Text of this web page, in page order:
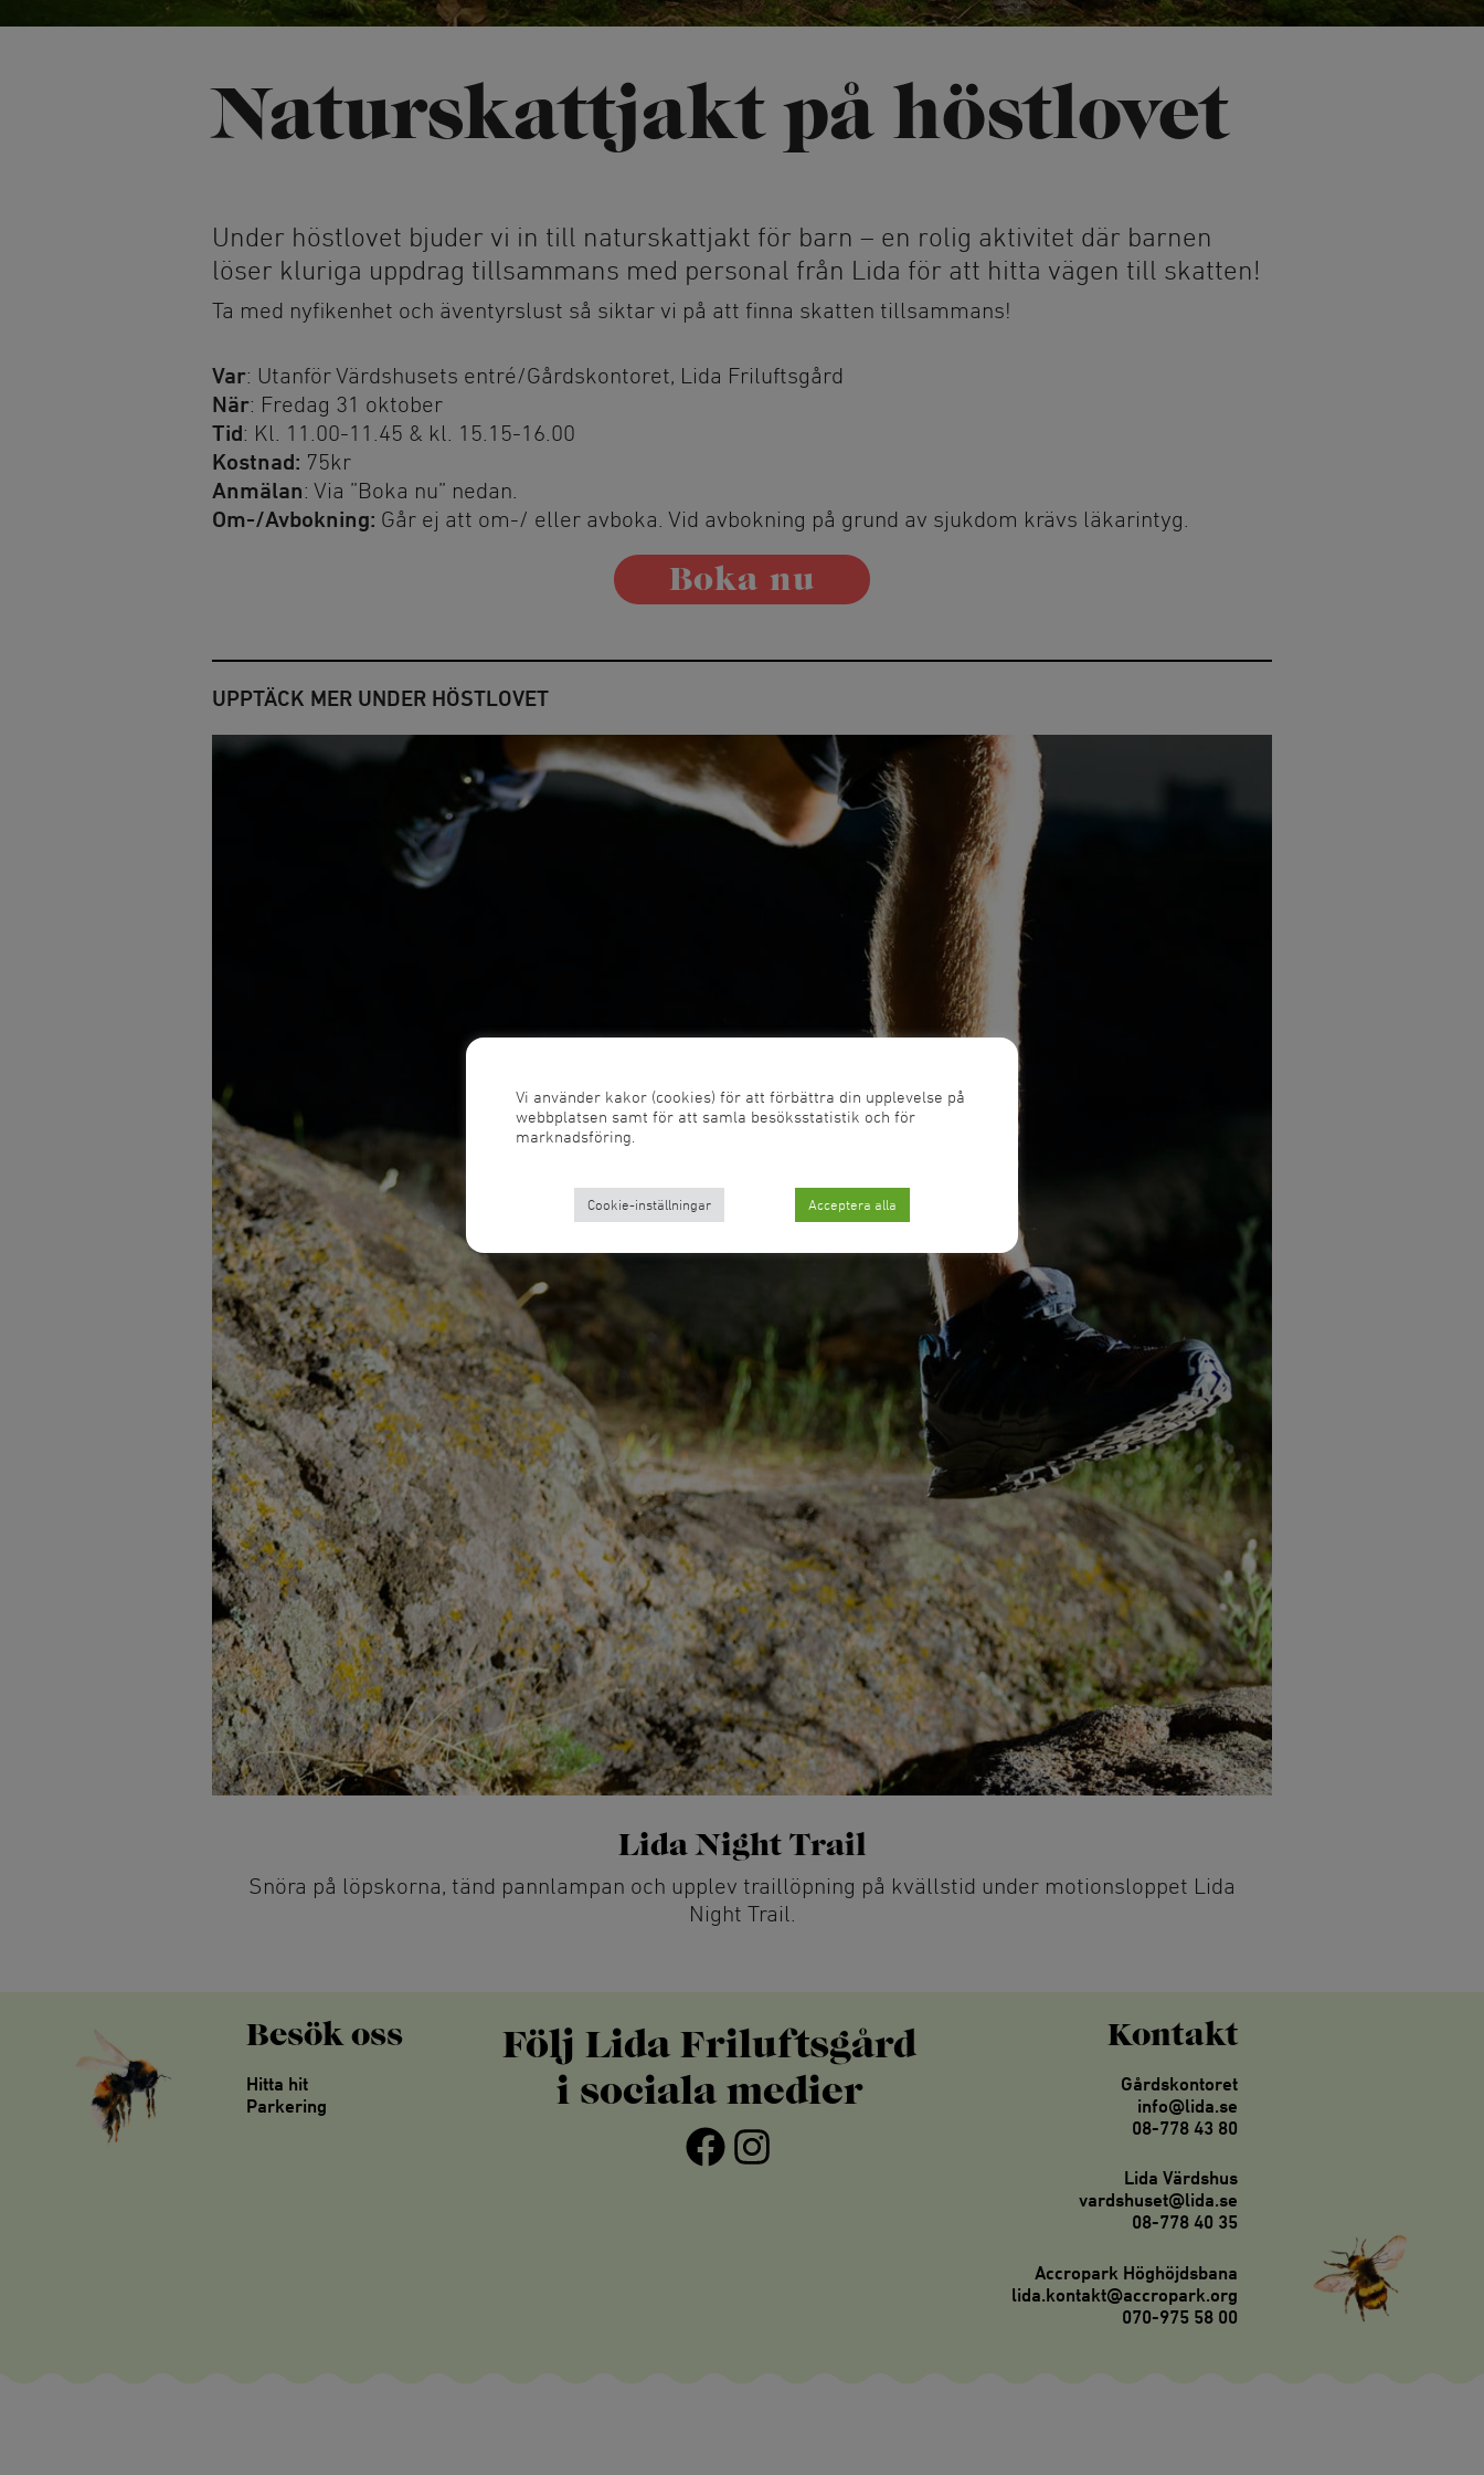
Skridsko på naturis
Vintervandring
Lida Idrottskyrka
Bröllop och dop
Hundbad
Simbanor
Hyr mountainbike
Stigcykling
Privata fester
Paddling
Träning & motion
Motionsspår
Lida Gym
Multibanan
Tältning och vindskydd
Parkering
Omklädningsrum och
Naturskattjakt på höstlovet
Under höstlovet bjuder vi in till naturskattjakt för barn – en rolig aktivitet där barnen
löser kluriga uppdrag tillsammans med personal från Lida för att hitta vägen till skatten!
Ta med nyfikenhet och äventyrslust så siktar vi på att finna skatten tillsammans!
Var: Utanför Värdshusets entré/Gårdskontoret, Lida Friluftsgård
När: Fredag 31 oktober
Tid: Kl. 11.00-11.45 & kl. 15.15-16.00
Kostnad: 75kr
Anmälan: Via ”Boka nu” nedan.
Om-/Avbokning: Går ej att om-/ eller avboka. Vid avbokning på grund av sjukdom krävs läkarintyg.
Boka nu
UPPTÄCK MER UNDER HÖSTLOVET
Lida Night Trail
Snöra på löpskorna, tänd pannlampan och upplev traillöpning på kvällstid under motionsloppet Lida
Night Trail.
Besök oss
Hitta hit
Parkering
Följ Lida Friluftsgård
i sociala medier
Facebook Instagram
Kontakt
Gårdskontoret
info@lida.se
08-778 43 80
Lida Värdshus
vardshuset@lida.se
08-778 40 35
Accropark Höghöjdsbana
lida.kontakt@accropark.org
070-975 58 00
Vi använder kakor (cookies) för att förbättra din upplevelse på
webbplatsen samt för att samla besöksstatistik och för
marknadsföring.
Cookie-inställningar Acceptera alla